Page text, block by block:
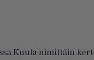
Kuula nimittäin